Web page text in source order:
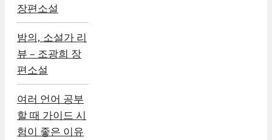
장편소설
밤의, 소설가 리
뷰 – 조광희 장
편소설
여러 언어 공부
할 때 가이드 시
험이 좋은 이유